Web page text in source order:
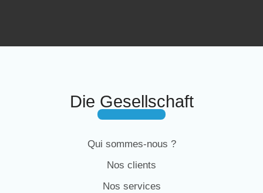
Die Gesellschaft
Qui sommes-nous ?
Nos clients
Nos services